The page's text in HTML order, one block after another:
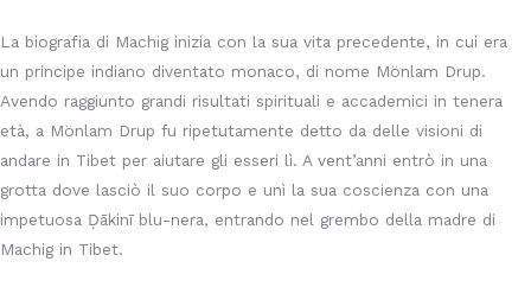
La biografia di Machig inizia con la sua vita precedente, in cui era
un principe indiano diventato monaco, di nome Mönlam Drup.
Avendo raggiunto grandi risultati spirituali e accademici in tenera
età, a Mönlam Drup fu ripetutamente detto da delle visioni di
andare in Tibet per aiutare gli esseri lì. A vent’anni entrò in una
grotta dove lasciò il suo corpo e unì la sua coscienza con una
impetuosa Ḍākinī blu-nera, entrando nel grembo della madre di
Machig in Tibet.